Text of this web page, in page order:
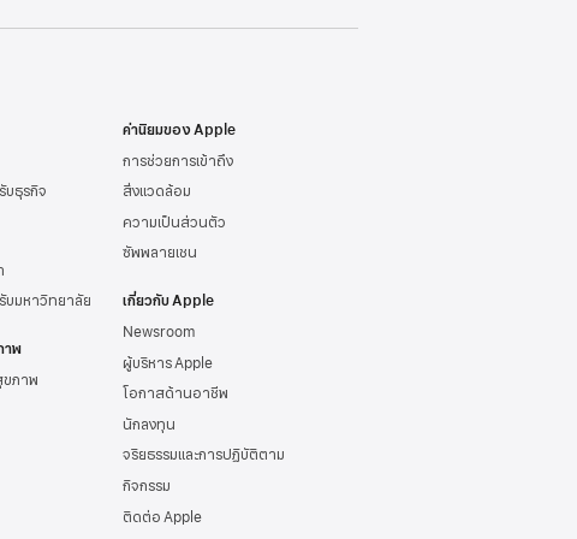
บธุรกิจ
บมหาวิทยาลัย
าพ
ขภาพ
ค่านิยมของ Apple
การช่วยการเข้าถึง
สิ่งแวดล้อม
ความเป็นส่วนตัว
ซัพพลายเชน
เกี่ยวกับ Apple
Newsroom
ผู้บริหาร Apple
โอกาสด้านอาชีพ
นักลงทุน
จริยธรรมและการปฏิบัติตาม
กิจกรรม
ติดต่อ Apple